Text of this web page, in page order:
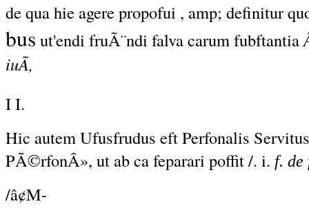
de qua hie agere propofui , amp; definitur
bus ut'endi fruÃ¨ndi falva carum fubftantia
iuÃ,
I I.
Hic autem Ufusfrudus eft Perfonalis
PÃ©rfonÂ», ut ab ca feparari poffit /. i. f.
/â¢M-